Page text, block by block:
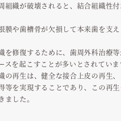
組織が破壊されると、結合組織性
膜や歯槽骨が欠損して本来歯を支
を修復するために、歯周外科治療
スを起こすことが多いとされていま
の再生は、健全な接合上皮の再生
等を実現することであり、この再
した。